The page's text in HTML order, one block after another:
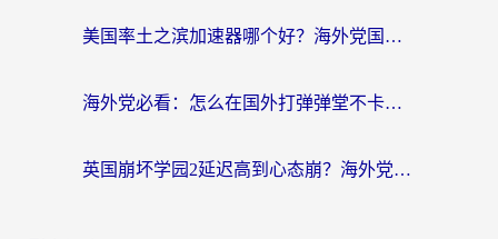
美国率土之滨加速器哪个好？海外党国服游戏畅玩终极指南（附多游戏解决方案）
海外党必看：怎么在国外打弹弹堂不卡？番茄加速器亲测指南
英国崩坏学园2延迟高到心态崩？海外党国服游戏加速终极指南